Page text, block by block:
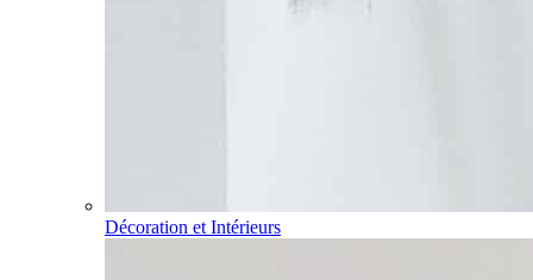
Décoration et Intérieurs